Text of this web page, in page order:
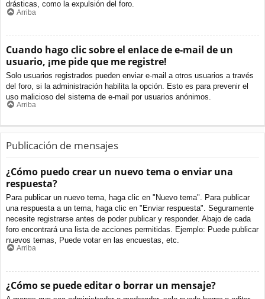
drásticas, como la expulsión del foro.
Arriba
Cuando hago clic sobre el enlace de e-mail de un
usuario, ¡me pide que me registre!
Solo usuarios registrados pueden enviar e-mail a otros usuarios a través
del foro, si la administración habilita la opción. Esto es para prevenir el
uso malicioso del sistema de e-mail por usuarios anónimos.
Arriba
Publicación de mensajes
¿Cómo puedo crear un nuevo tema o enviar una
respuesta?
Para publicar un nuevo tema, haga clic en "Nuevo tema". Para publicar
una respuesta a un tema, haga clic en "Enviar respuesta". Seguramente
necesite registrarse antes de poder publicar y responder. Abajo de cada
foro encontrará una lista de acciones permitidas. Ejemplo: Puede publicar
nuevos temas, Puede votar en las encuestas, etc.
Arriba
¿Cómo se puede editar o borrar un mensaje?